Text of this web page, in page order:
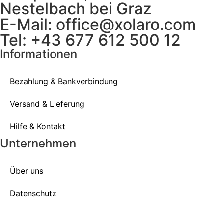
Nestelbach bei Graz
E-Mail: office@xolaro.com
Tel: +43 677 612 500 12
Informationen
Bezahlung & Bankverbindung
Versand & Lieferung
Hilfe & Kontakt
Unternehmen
Über uns
Datenschutz